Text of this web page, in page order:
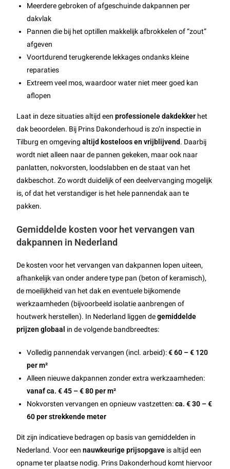
Meerdere gebroken of afgeschuinde dakpannen per
dakvlak
Pannen die bij het optillen makkelijk afbrokkelen of “zout”
afgeven
Voortdurend terugkerende lekkages ondanks kleine
reparaties
Extreem veel mos, waardoor water niet meer goed kan
aflopen
Laat in deze situaties altijd eenprofessionele dakdekker het
dak beoordelen. Bij Prins Dakonderhoud is zo’n inspectie in
Tilburg en omgevingaltijd kosteloos en vrijblijvend. Daarbij
wordt niet alleen naar de pannen gekeken, maar ook naar
panlatten, nokvorsten, loodslabben en de staat van het
dakbeschot. Zo wordt duidelijk of een deelvervanging mogelijk
is, of dat het verstandiger is het hele pannendak aan te
pakken.
Gemiddelde kosten voor het vervangen van
dakpannen in Nederland
De kosten voor het vervangen van dakpannen lopen uiteen,
afhankelijk van onder andere type pan (beton of keramisch),
de moeilijkheid van het dak en eventuele bijkomende
werkzaamheden (bijvoorbeeld isolatie aanbrengen of
houtwerk herstellen). In Nederland liggen degemiddelde
prijzen globaal in de volgende bandbreedtes:
Volledig pannendak vervangen (incl. arbeid):€ 60 – € 120
per m²
Alleen nieuwe dakpannen zonder extra werkzaamheden:
vanaf ca. € 45 – € 80 per m²
Nokvorsten vervangen en opnieuw vastzetten:ca. € 30 – €
60 per strekkende meter
Dit zijn indicatieve bedragen op basis van gemiddelden in
Nederland. Voor eennauwkeurige prijsopgave is altijd een
opname ter plaatse nodig. Prins Dakonderhoud komt hiervoor